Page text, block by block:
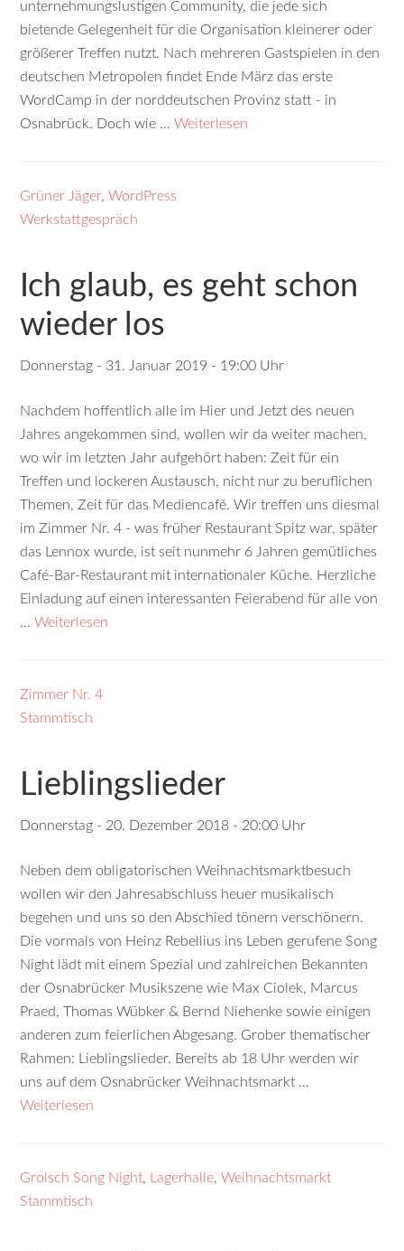
unternehmungs­lustigen Community, die jede sich
bietende Gelegenheit für die Organisation kleinerer oder
größerer Treffen nutzt. Nach mehreren Gast­spielen in den
deutschen Metropolen findet Ende März das erste
WordCamp in der nord­deutschen Provinz statt - in
Osnabrück. Doch wie …Weiterlesen
Grüner Jäger,WordPress
Werkstattgespräch
Ich glaub, es geht schon
wieder los
Donnerstag - 31. Januar 2019 - 19:00 Uhr
Nachdem hoffentlich alle im Hier und Jetzt des neuen
Jahres angekommen sind, wollen wir da weiter machen,
wo wir im letzten Jahr aufgehört haben: Zeit für ein
Treffen und lockeren Austausch, nicht nur zu beruflichen
Themen, Zeit für das Mediencafé. Wir treffen uns diesmal
im Zimmer Nr. 4 - was früher Restaurant Spitz war, später
das Lennox wurde, ist seit nunmehr 6 Jahren gemütliches
Café-Bar-Restaurant mit internationaler Küche. Herzliche
Einladung auf einen interessanten Feierabend für alle von
…Weiterlesen
Zimmer Nr. 4
Stammtisch
Lieblingslieder
Donnerstag - 20. Dezember 2018 - 20:00 Uhr
Neben dem obligatorischen Weihnachtsmarktbesuch
wollen wir den Jahresabschluss heuer musikalisch
begehen und uns so den Abschied tönern verschönern.
Die vormals von Heinz Rebellius ins Leben gerufene Song
Night lädt mit einem Spezial und zahlreichen Bekannten
der Osnabrücker Musikszene wie Max Ciolek, Marcus
Praed, Thomas Wübker & Bernd Niehenke sowie einigen
anderen zum feierlichen Abgesang. Grober thematischer
Rahmen: Lieblingslieder. Bereits ab 18 Uhr werden wir
uns auf dem Osnabrücker Weihnachtsmarkt …
Weiterlesen
Grolsch Song Night, Lagerhalle,Weihnachtsmarkt
Stammtisch